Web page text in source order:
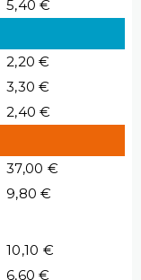
5,40 €
2,20 €
3,30 €
2,40 €
37,00 €
9,80 €
10,10 €
6,60 €